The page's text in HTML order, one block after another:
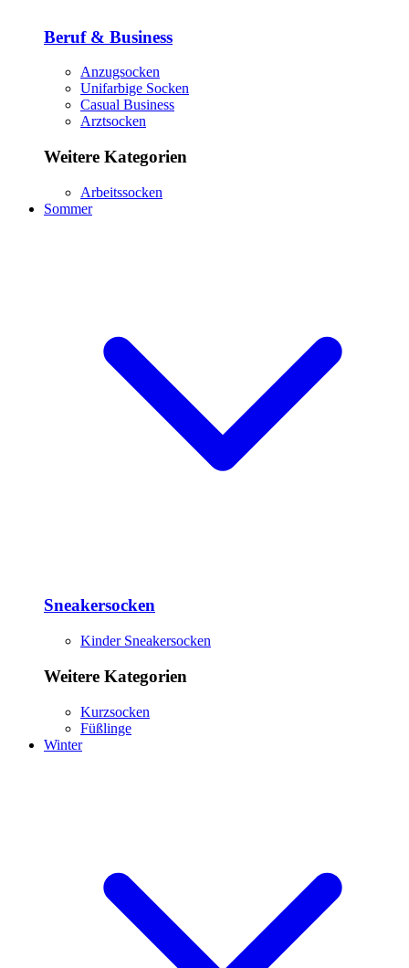
Beruf & Business
Anzugsocken
Unifarbige Socken
Casual Business
Arztsocken
Weitere Kategorien
Arbeitssocken
Sommer
Sneakersocken
Kinder Sneakersocken
Weitere Kategorien
Kurzsocken
Füßlinge
Winter